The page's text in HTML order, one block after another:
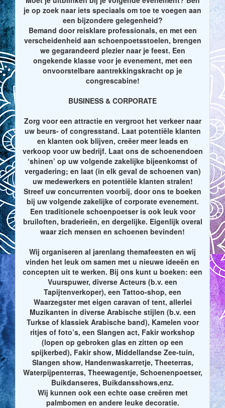
je op zoek naar iets speciaals om toe te voegen aan
een bijzondere gelegenheid?
Bemand door reisklare professionals, en met een
verscheidenheid aan schoenpoetsstoelen, brengen
we gegarandeerd plezier naar je feest. Een
ongekende klasse voor je evenement, met een
onvoorstelbare aantrekkingskracht op je
congrescabine!
BUSINESS & CORPORATE
Zorg voor een attractie en vergroot het verkeer naar
uw beurs- of congresstand. Laat potentiële klanten
en klanten ook blijven, creëer meer leads en
verkoop voor uw bedrijf. Laat ons de schoenendoen
‘shinen’ op uw volgende zakelijke bijeenkomst of
vergadering; en laat (in elk geval de schoenen van)
uw medewerkers en potentiële klanten stralen!
Streef uw concurrenten voorbij, door ons te boeken
bij uw volgende zakelijke of corporate evenement.
Een traditionele schoenpoetser is ook leuk voor
bruiloften, braderieën, en dergelijke. Eigenlijk overal
waar zich mensen en schoenen bevinden!
Wij organiseren al jarenlang themafeesten en wij
vinden het leuk om samen met u nieuwe ideeën en
concepten uit te werken. Bij ons kunt u boeken: een
Vuurspuwer, diverse Acteurs (b.v. een
Tapijtenverkoper), een Tattoo-shop, een
Waarzegster met eigen caravan of tent, allerlei
Muzikanten in diverse Arabische stijlen (b.v. een
Turkse of klassiek Arabische band), Kamelen voor
ritjes of foto’s, een Slangen act, Fakir workshop
(lopen op gebroken glas en zitten op een
spijkerbed), Fakir show, Middellandse Zee-tuin,
Slangen show, Handenwaskarretje, Theeterras,
Waterpijpenterras, Theewagentje, Schoenenpoetser,
Buikdanseres, Buikdansshows,enz.
Wij kunnen ook een echte oase creëren met
palmbomen en andere leuke decoratie.